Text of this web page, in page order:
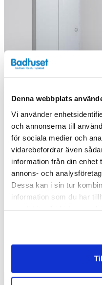
Denna webbplats
Vi använder
och annonserna till
för sociala medier och
vidarebefordrar även
information från din enhet
annons- och
Dessa kan i sin tur
information som du har
Standardmått
(775/Mattborstad/Vänster)
7 793 kr/st9 390 kr/st
Välj ...
Andra